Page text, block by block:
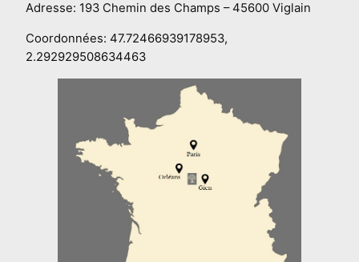
Adresse: 193 Chemin des Champs – 45600 Viglain
Coordonnées: 47.72466939178953,
2.292929508634463